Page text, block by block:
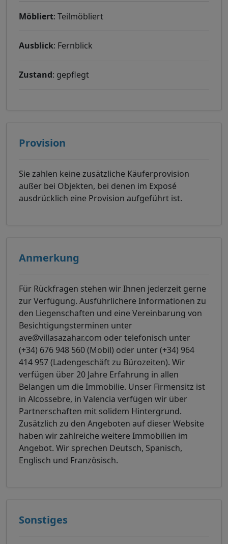
Möbliert: Teilmöbliert
Ausblick: Fernblick
Zustand: gepflegt
Provision
Sie zahlen keine zusätzliche Käuferprovision
außer bei Objekten, bei denen im Exposé
ausdrücklich eine Provision aufgeführt ist.
Anmerkung
Für Rückfragen stehen wir Ihnen jederzeit gerne
zur Verfügung. Ausführlichere Informationen zu
den Liegenschaften und eine Vereinbarung von
Besichtigungsterminen unter
ave@villasazahar.com oder telefonisch unter
(+34) 676 948 560 (Mobil) oder unter (+34) 964
414 957 (Ladengeschäft zu Bürozeiten). Wir
verfügen über 20 Jahre Erfahrung in allen
Belangen um die Immobilie. Unser Firmensitz ist
in Alcossebre, in Valencia verfügen wir über
Partnerschaften mit solidem Hintergrund.
Zusätzlich zu den Angeboten auf dieser Website
haben wir zahlreiche weitere Immobilien im
Angebot. Wir sprechen Deutsch, Spanisch,
Englisch und Französisch.
Sonstiges